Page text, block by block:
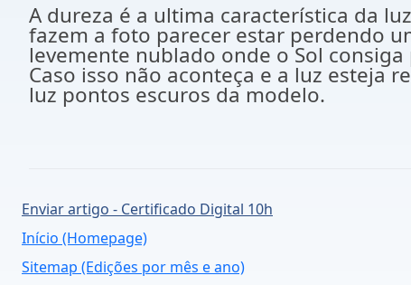
A dureza é a ultima característica da
fazem a foto parecer estar perdendo
levemente nublado onde o Sol
Caso isso não aconteça e a luz esteja
luz pontos escuros da modelo.
Enviar artigo - Certificado Digital 10h
Início (Homepage)
Sitemap (Edições por mês e ano)